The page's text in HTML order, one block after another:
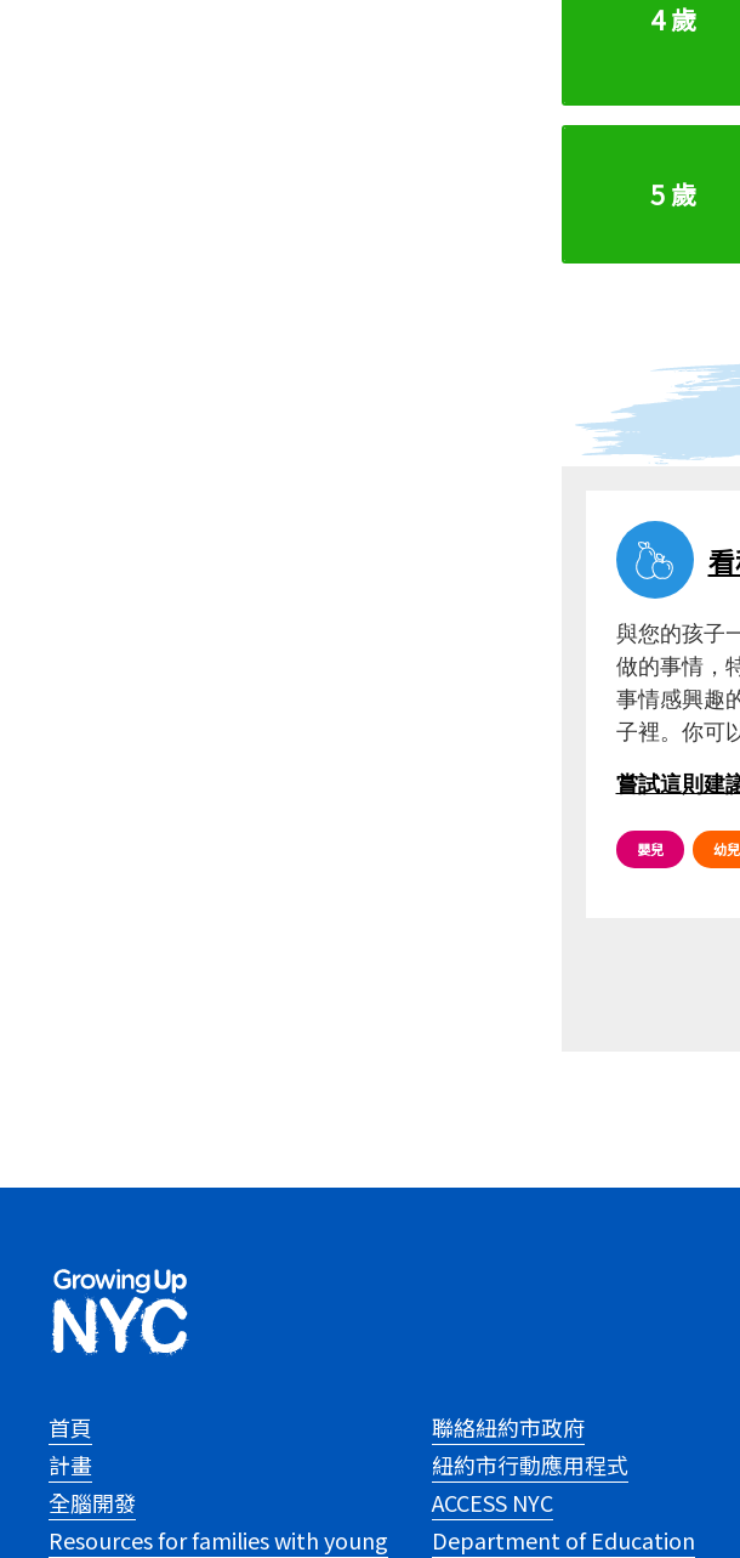
4 歲
5 歲
與您的孩子
做的事情，
事情感興趣
子裡。你可
嘗試這則建
嬰兒 幼兒
首頁
計畫
全腦開發
Resources for families with young
聯絡紐約市政府
紐約市行動應用程式
ACCESS NYC
Department of Education